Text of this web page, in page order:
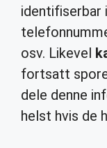
identifiserbar
osv. Likevel
fortsatt
dele denne
helst hvis de